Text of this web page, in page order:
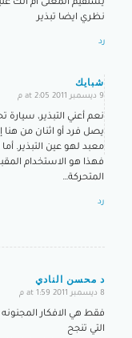
يستقيم المعنى ام انك
نظري ايضا تبذير
رد
شبايك
says:
9 ديسمبر 2011 at 2:05 م
نعم أعني التبذير،
يصل فرد أو اثنان من
معبد لهو عين التبذير.
فهذا هو الاستخدام
المتحركة…
رد
د محسن النادي
says:
8 ديسمبر 2011 at 1:59 م
فقط هي الافكار
التي تنجح